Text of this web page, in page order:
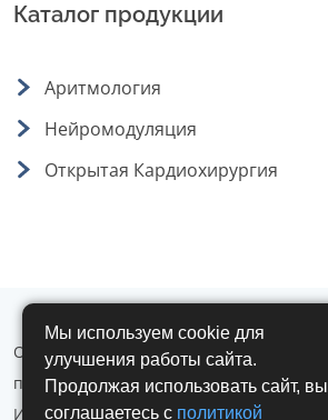
Каталог продукции
Аритмология
Нейромодуляция
Открытая Кардиохирургия
ООО "Аритмомед" © 2019 - 2026 г. Все
права защищены.
Использование любых материалов
Мы используем cookie для
улучшения работы сайта.
Продолжая использовать сайт, вы
соглашаетесь с политикой